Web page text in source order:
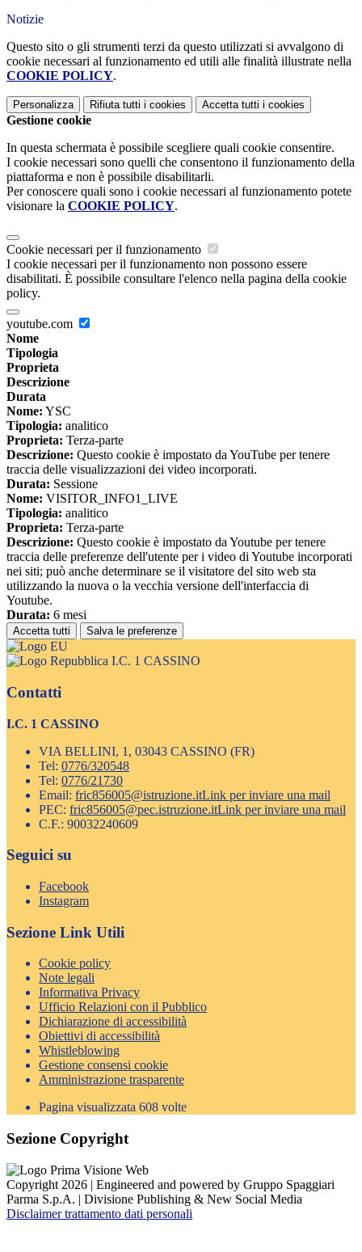
Notizie
Questo sito o gli strumenti terzi da questo utilizzati si avvalgono di
cookie necessari al funzionamento ed utili alle finalità illustrate nella
COOKIE POLICY.
Personalizza Rifiuta tutti i cookies Accetta tutti i cookies
Gestione cookie
In questa schermata è possibile scegliere quali cookie consentire.
I cookie necessari sono quelli che consentono il funzionamento della
piattaforma e non è possibile disabilitarli.
Per conoscere quali sono i cookie necessari al funzionamento potete
visionare la COOKIE POLICY.
Cookie necessari per il funzionamento
I cookie necessari per il funzionamento non possono essere
disabilitati. È possibile consultare l'elenco nella pagina della cookie
policy.
youtube.com
Nome
Tipologia
Proprieta
Descrizione
Durata
Nome: YSC
Tipologia: analitico
Proprieta: Terza-parte
Descrizione: Questo cookie è impostato da YouTube per tenere
traccia delle visualizzazioni dei video incorporati.
Durata: Sessione
Nome: VISITOR_INFO1_LIVE
Tipologia: analitico
Proprieta: Terza-parte
Descrizione: Questo cookie è impostato da Youtube per tenere
traccia delle preferenze dell'utente per i video di Youtube incorporati
nei siti; può anche determinare se il visitatore del sito web sta
utilizzando la nuova o la vecchia versione dell'interfaccia di
Youtube.
Durata: 6 mesi
Accetta tutti Salva le preferenze
I.C. 1 CASSINO
Contatti
I.C. 1 CASSINO
VIA BELLINI, 1, 03043 CASSINO (FR)
Tel: 0776/320548
Tel: 0776/21730
Email: fric856005@istruzione.itLink per inviare una mail
PEC: fric856005@pec.istruzione.itLink per inviare una mail
C.F.: 90032240609
Seguici su
Facebook
Instagram
Sezione Link Utili
Cookie policy
Note legali
Informativa Privacy
Ufficio Relazioni con il Pubblico
Dichiarazione di accessibilità
Obiettivi di accessibilità
Whistleblowing
Gestione consensi cookie
Amministrazione trasparente
Pagina visualizzata 608 volte
Sezione Copyright
Copyright 2026 | Engineered and powered by Gruppo Spaggiari
Parma S.p.A. | Divisione Publishing & New Social Media
Disclaimer trattamento dati personali